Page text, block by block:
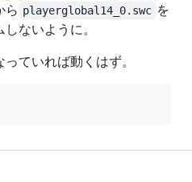
ら playerglobal14_0.swc を
ないように。
ていれば動くはず。